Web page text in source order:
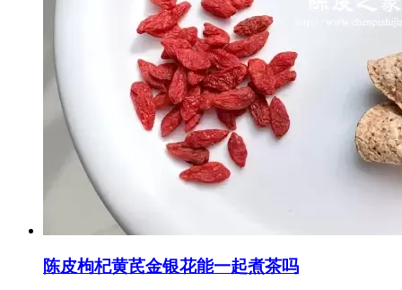
陈皮枸杞黄芪金银花能一起煮茶吗